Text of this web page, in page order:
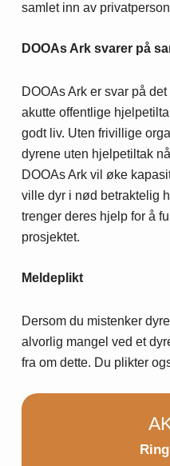
samlet inn av
DOOAs Ark svarer på
DOOAs Ark er svar på
akutte offentlige
godt liv. Uten frivillige
dyrene uten hjelpetiltak
DOOAs Ark vil øke
ville dyr i nød betraktelig
trenger deres hjelp for å
prosjektet.
Meldeplikt
Dersom du mistenker
alvorlig mangel ved et
fra om dette. Du plikter